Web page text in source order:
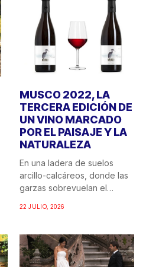
MUSCO 2022, LA
TERCERA EDICIÓN DE
UN VINO MARCADO
POR EL PAISAJE Y LA
NATURALEZA
En una ladera de suelos
arcillo-calcáreos, donde las
garzas sobrevuelan el
22 JULIO, 2026